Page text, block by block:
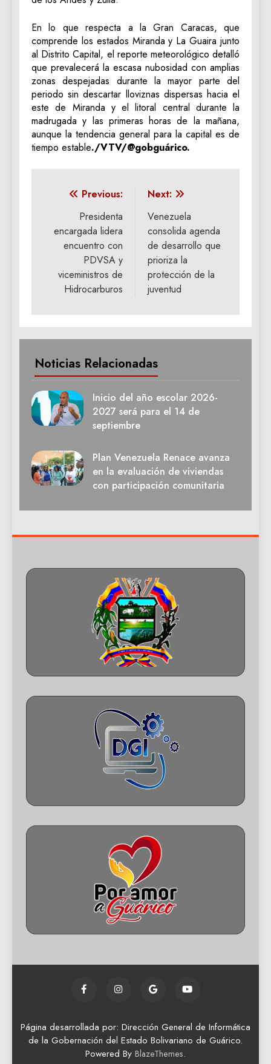
En lo que respecta a la Gran Caracas, que
comprende los estados Miranda y La Guaira junto
al Distrito Capital, el reporte meteorológico detalló
que prevalecerá la escasa nubosidad con amplias
zonas despejadas durante la mayor parte del
periodo sin descartar lloviznas dispersas hacia el
este de Miranda y el litoral central durante la
madrugada y las primeras horas de la mañana,
aunque la tendencia general para la capital es de
tiempo estable./VTV/@gobguárico.
Navegación
entradas
Previous:
Presidenta
encargada lidera
encuentro con
PDVSA y
viceministros de
Hidrocarburos
Next:
Venezuela
consolida agenda
de desarrollo que
prioriza la
protección de la
juventud
Noticias Relacionadas
Inicio del año escolar 2026-
2027 será para el 14 de
septiembre
Plan Venezuela Renace avanza
en la evaluación de viviendas
con participación comunitaria
Página desarrollada por: Dirección General de Informática
de la Gobernación del Estado Bolivariano de Guárico.
Powered By BlazeThemes.